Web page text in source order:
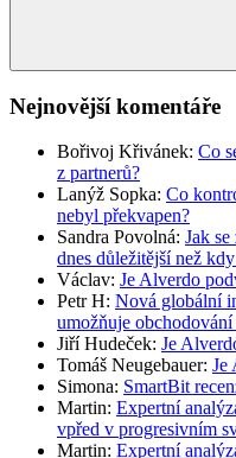
Nejnovější komentáře
Bořivoj Křivánek: Co
z partnerů?
Lanýž Sopka: Co
nebyl překvapen?
Sandra Povolná: Jak
dnes důležitější než
Václav: Je Alverdo
Petr H: Nová globální
umožňuje
Jiří Hudeček: Je
Tomáš Neugebauer: Je
Simona: SmartBit
Martin: Expertní
vpřed v progresivním
Martin: Expertní